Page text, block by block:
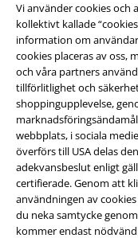
Vi använder cookies och
kollektivt kallade
information om
cookies placeras av oss,
och våra partners
tillförlitlighet och
shoppingupplevelse,
webbplats, i sociala
överförs till USA delas
adekvansbeslut enligt
certifierade. Genom att
användningen av
du neka samtycke
kommer endast
Juridisk
Villkor
Om oss
Ladda ner villkoren
Avfallshantering och